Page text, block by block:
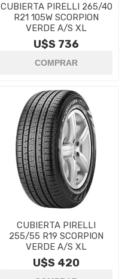
CUBIERTA PIRELLI 265/40
R21 105W SCORPION
VERDE A/S XL
U$S 736
CUBIERTA PIRELLI
255/55 R19 SCORPION
VERDE A/S XL
U$S 420